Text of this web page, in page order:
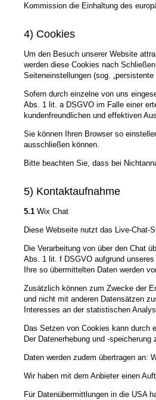
Kommission die Einhaltung des
4) Cookies
Um den Besuch unserer Website
werden diese Cookies nach
Seiteneinstellungen (sog.
Sofern durch einzelne von uns
Abs. 1 lit. a DSGVO im Falle einer
kundenfreundlichen und effektiven
Sie können Ihren Browser so
ausschließen können.
Bitte beachten Sie, dass bei
5) Kontaktaufnahme
5.1 Wix Chat
Diese Webseite nutzt das Live-Chat-
Die Verarbeitung von über den Chat
Abs. 1 lit. f DSGVO aufgrund
Ihre so übermittelten Daten werden
Zusätzlich können zum Zwecke der
und nicht mit anderen Datensätzen
Interesses an der statistischen
Das Setzen von Cookies kann durch
Der Datenerhebung und -
Daten werden zudem übertragen an:
Wir haben mit dem Anbieter einen
Für Datenübermittlungen in die USA